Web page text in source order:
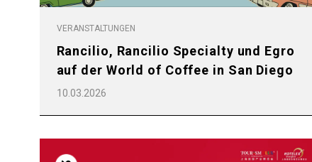
VERANSTALTUNGEN
Rancilio, Rancilio Specialty und Egro
auf der World of Coffee in San Diego
10.03.2026